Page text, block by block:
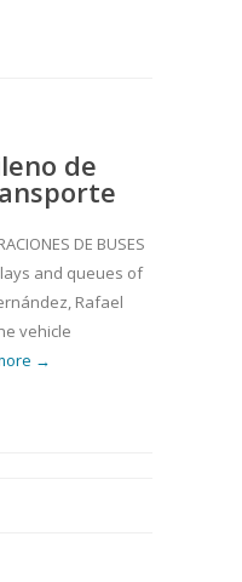
de
DE BUSES
and queues of
Rafael
vehicle
→